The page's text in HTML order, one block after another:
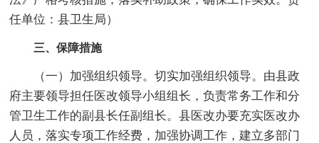
任单位：县卫生局）
三、保障措施
（一）加强组织领导。切实加强组织领导。由县政
府主要领导担任医改领导小组组长，负责常务工作和分
管卫生工作的副县长任副组长。县医改办要充实医改办
人员，落实专项工作经费，加强协调工作，建立多部门